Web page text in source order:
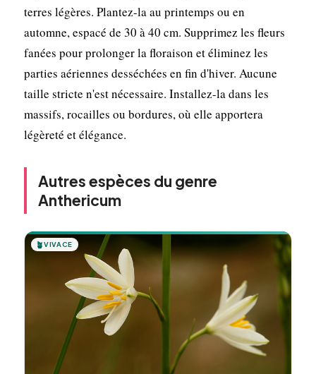
terres légères. Plantez-la au printemps ou en
automne, espacé de 30 à 40 cm. Supprimez les fleurs
fanées pour prolonger la floraison et éliminez les
parties aériennes desséchées en fin d'hiver. Aucune
taille stricte n'est nécessaire. Installez-la dans les
massifs, rocailles ou bordures, où elle apportera
légèreté et élégance.
Autres espèces du genre
Anthericum
🪴VIVACE